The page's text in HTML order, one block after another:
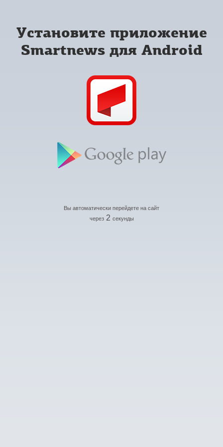
Установите приложение
Smartnews для Android
Вы автоматически перейдете на сайт
через 2 секунды